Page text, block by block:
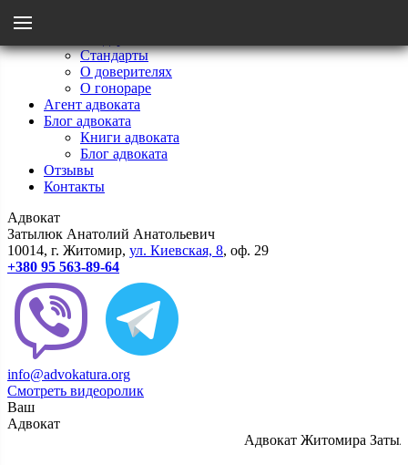
Стандарты
О доверителях
О гонораре
Агент адвоката
Блог адвоката
Книги адвоката
Блог адвоката
Отзывы
Контакты
Адвокат
Затылюк Анатолий Анатольевич
10014, г. Житомир, ул. Киевcкая, 8, оф. 29
+380 95 563-89-64
info@advokatura.org
Смотреть видеоролик
Ваш
Адвокат
Адвокат Житомира
Назад
Стандарты
О гонораре
О доверителях